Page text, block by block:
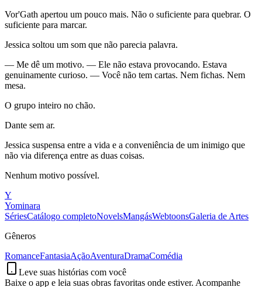
Vor'Gath apertou um pouco mais. Não o suficiente para quebrar. O
suficiente para marcar.
Jessica soltou um som que não parecia palavra.
— Me dê um motivo. — Ele não estava provocando. Estava
genuinamente curioso. — Você não tem cartas. Nem fichas. Nem
mesa.
O grupo inteiro no chão.
Dante sem ar.
Jessica suspensa entre a vida e a conveniência de um inimigo que
não via diferença entre as duas coisas.
Nenhum motivo possível.
Y
Yominara
SériesCatálogo completoNovelsMangásWebtoonsGaleria de Artes
Gêneros
RomanceFantasiaAçãoAventuraDramaComédia
Leve suas histórias com você
Baixe o app e leia suas obras favoritas onde estiver. Acompanhe